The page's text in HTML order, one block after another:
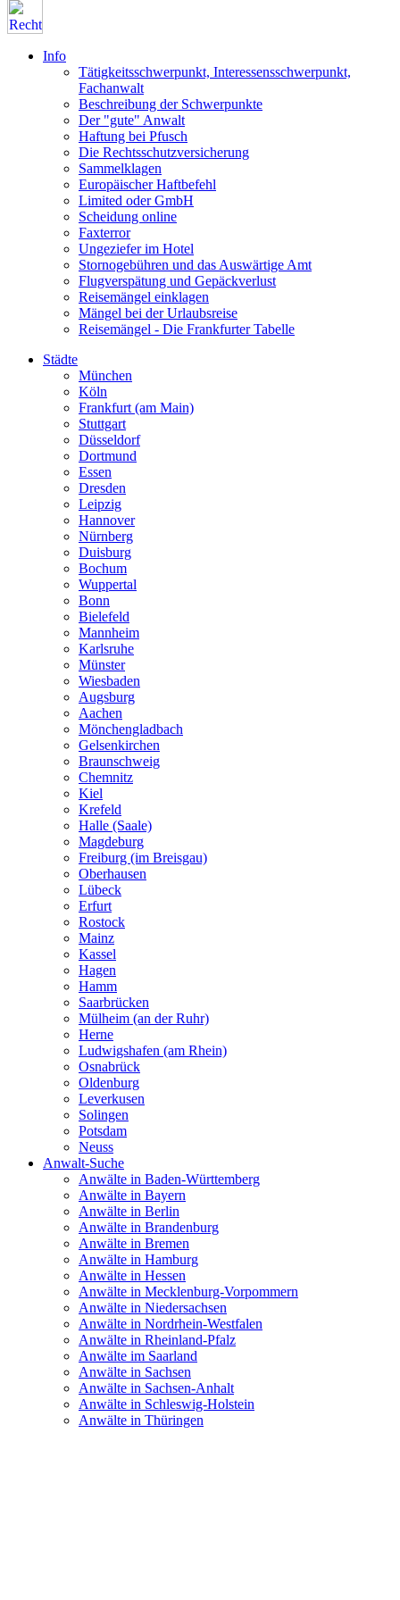
Info
Tätigkeitsschwerpunkt, Interessensschwerpunkt,
Fachanwalt
Beschreibung der Schwerpunkte
Der "gute" Anwalt
Haftung bei Pfusch
Die Rechtsschutzversicherung
Sammelklagen
Europäischer Haftbefehl
Limited oder GmbH
Scheidung online
Faxterror
Ungeziefer im Hotel
Stornogebühren und das Auswärtige Amt
Flugverspätung und Gepäckverlust
Reisemängel einklagen
Mängel bei der Urlaubsreise
Reisemängel - Die Frankfurter Tabelle
Städte
München
Köln
Frankfurt (am Main)
Stuttgart
Düsseldorf
Dortmund
Essen
Dresden
Leipzig
Hannover
Nürnberg
Duisburg
Bochum
Wuppertal
Bonn
Bielefeld
Mannheim
Karlsruhe
Münster
Wiesbaden
Augsburg
Aachen
Mönchengladbach
Gelsenkirchen
Braunschweig
Chemnitz
Kiel
Krefeld
Halle (Saale)
Magdeburg
Freiburg (im Breisgau)
Oberhausen
Lübeck
Erfurt
Rostock
Mainz
Kassel
Hagen
Hamm
Saarbrücken
Mülheim (an der Ruhr)
Herne
Ludwigshafen (am Rhein)
Osnabrück
Oldenburg
Leverkusen
Solingen
Potsdam
Neuss
Anwalt-Suche
Anwälte in Baden-Württemberg
Anwälte in Bayern
Anwälte in Berlin
Anwälte in Brandenburg
Anwälte in Bremen
Anwälte in Hamburg
Anwälte in Hessen
Anwälte in Mecklenburg-Vorpommern
Anwälte in Niedersachsen
Anwälte in Nordrhein-Westfalen
Anwälte in Rheinland-Pfalz
Anwälte im Saarland
Anwälte in Sachsen
Anwälte in Sachsen-Anhalt
Anwälte in Schleswig-Holstein
Anwälte in Thüringen